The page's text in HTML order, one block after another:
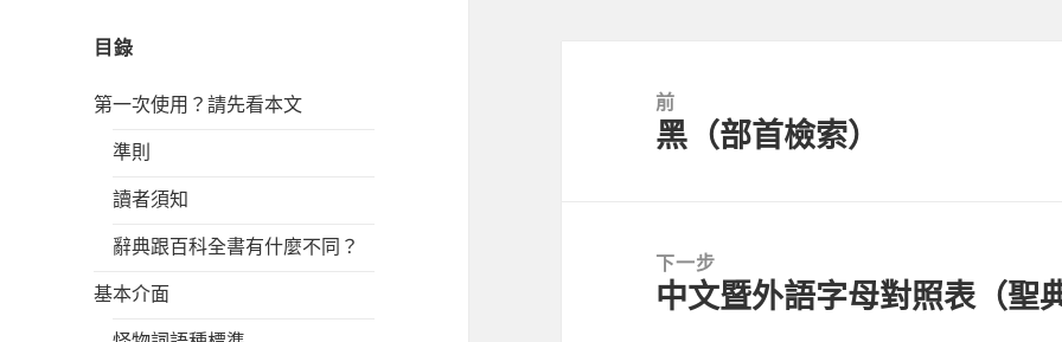
目錄
第一次使用？請先看本文
準則
讀者須知
辭典跟百科全書有什麼不同？
基本介面
前
上
章：
黑（部首檢索）
下一步
下
中文暨外語字母對照表（聖